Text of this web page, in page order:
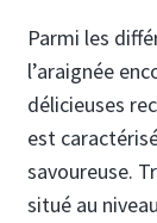
Parmi les
l’araignée
délicieuses
est
savoureuse.
situé au